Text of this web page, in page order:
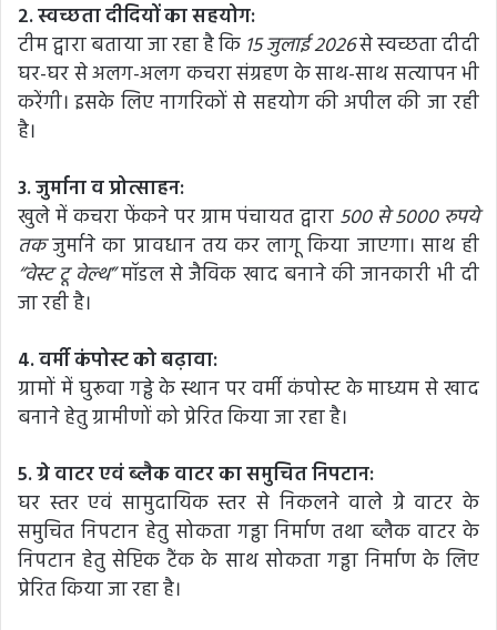
2. स्वच्छता दीदियों का सहयोग:
टीम द्वारा बताया जा रहा है कि 15 जुलाई 2026से स्वच्छता दीदी
घर-घर से अलग-अलग कचरा संग्रहण के साथ-साथ सत्यापन भी
करेंगी। इसके लिए नागरिकों से सहयोग की अपील की जा रही
है।
3. जुर्माना व प्रोत्साहन:
खुले में कचरा फेंकने पर ग्राम पंचायत द्वारा 500 से 5000 रुपये
तकजुर्माने का प्रावधान तय कर लागू किया जाएगा। साथ ही
“वेस्ट टू वेल्थ”मॉडल से जैविक खाद बनाने की जानकारी भी दी
जा रही है।
4. वर्मी कंपोस्ट को बढ़ावा:
ग्रामों में घुरूवा गड्ढे के स्थान पर वर्मी कंपोस्ट के माध्यम से खाद
बनाने हेतु ग्रामीणों को प्रेरित किया जा रहा है।
5. ग्रे वाटर एवं ब्लैक वाटर का समुचित निपटान:
घर स्तर एवं सामुदायिक स्तर से निकलने वाले ग्रे वाटर के
समुचित निपटान हेतु सोकता गड्ढा निर्माण तथा ब्लैक वाटर के
निपटान हेतु सेप्टिक टैंक के साथ सोकता गड्ढा निर्माण के लिए
प्रेरित किया जा रहा है।